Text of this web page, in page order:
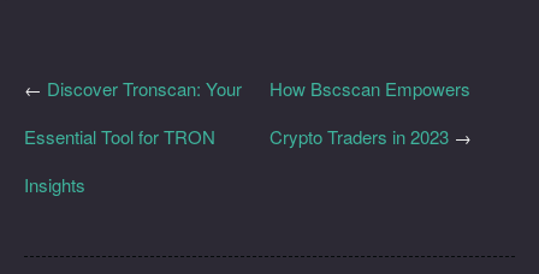
How Bscscan Empowers
Crypto Traders in 2023 →
← Discover Tronscan: Your
Essential Tool for TRON
Insights